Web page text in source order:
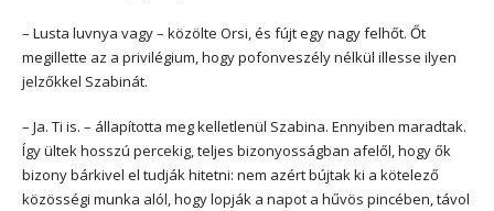
– Lusta luvnya vagy – közölte Orsi, és fújt egy nagy felhőt. Őt
megillette az a privilégium, hogy pofonveszély nélkül illesse ilyen
jelzőkkel Szabinát.
– Ja. Ti is. – állapította meg kelletlenül Szabina. Ennyiben maradtak.
Így ültek hosszú percekig, teljes bizonyosságban afelől, hogy ők
bizony bárkivel el tudják hitetni: nem azért bújtak ki a kötelező
közösségi munka alól, hogy lopják a napot a hűvös pincében, távol